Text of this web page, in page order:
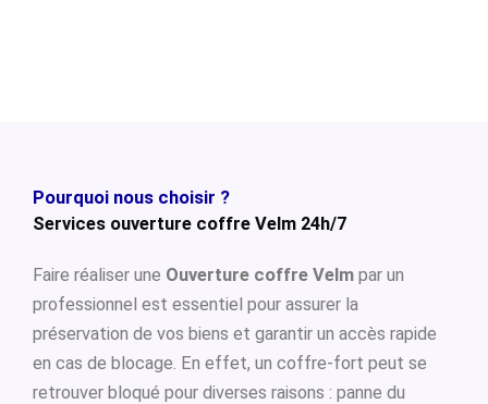
Pourquoi nous choisir ?
Services ouverture coffre Velm 24h/7
Faire réaliser une Ouverture coffre Velm par un
professionnel est essentiel pour assurer la
préservation de vos biens et garantir un accès rapide
en cas de blocage. En effet, un coffre-fort peut se
retrouver bloqué pour diverses raisons : panne du